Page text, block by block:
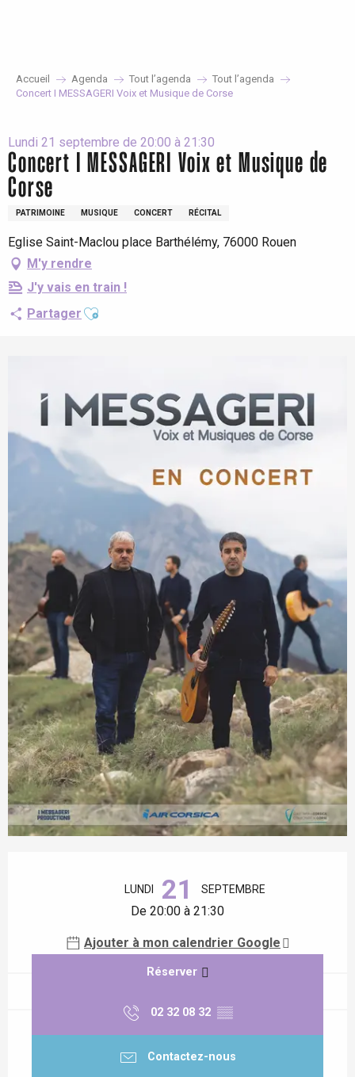
Accueil Agenda Tout l’agenda
Tout l’agenda
Concert I MESSAGERI Voix et Musique de Corse
Lundi 21 septembre de 20:00 à 21:30
Concert I MESSAGERI Voix et Musique de
Corse
PATRIMOINE MUSIQUE CONCERT RÉCITAL
Eglise Saint-Maclou place Barthélémy, 76000 Rouen
M'y rendre
J'y vais en train !
Partager Ajouter aux favoris
LUNDI 21 SEPTEMBRE
De 20:00 à 21:30
Ajouter à mon calendrier Google
Réserver
02 32 08 32 ▒▒
Contactez-nous